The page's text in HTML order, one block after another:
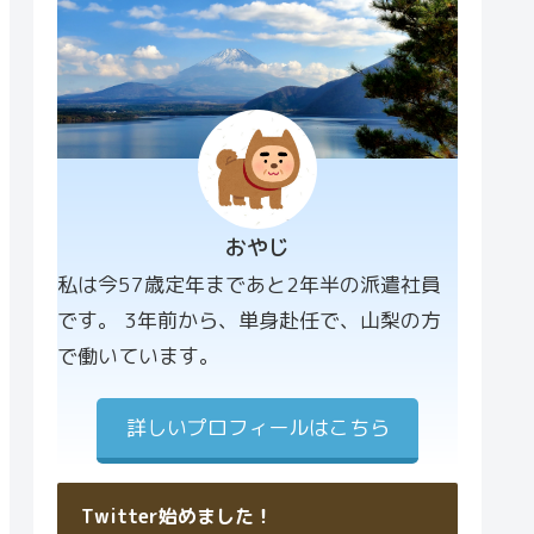
プロフィー
ル画像
おやじ
私は今57歳定年まであと2年半の派遣社員
です。 3年前から、単身赴任で、山梨の方
で働いています。
詳しいプロフィールはこちら
Twitter始めました！